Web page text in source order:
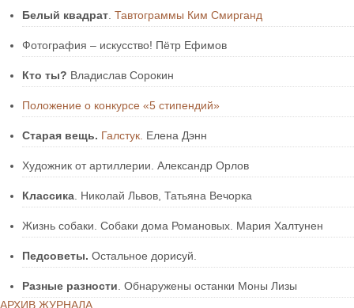
Белый квадрат .Тавтограммы Ким Смирганд
Фотография – искусство! Пётр Ефимов
Кто ты? Владислав Сорокин
Положение о конкурсе «5 стипендий»
Старая вещь. Галстук. Елена Дэнн
Художник от артиллерии. Александр Орлов
Классика . Николай Львов, Татьяна Вечорка
Жизнь собаки. Собаки дома Романовых. Мария Халтунен
Педсоветы. Остальное дорисуй.
Разные разности . Обнаружены останки Моны Лизы
АРХИВ ЖУРНАЛА